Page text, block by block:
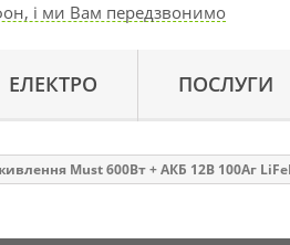
і ми Вам передзвонимо
ЕЛЕКТРО ПОСЛУГИ
Must 600Вт + АКБ 12В 100Аг